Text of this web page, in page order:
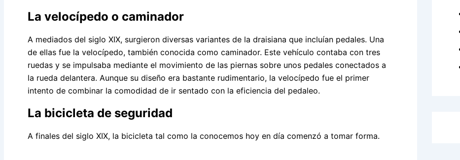
La velocípedo o caminador
A mediados del siglo XIX, surgieron diversas variantes de la draisiana que incluían pedales. Una
de ellas fue la velocípedo, también conocida como caminador. Este vehículo contaba con tres
ruedas y se impulsaba mediante el movimiento de las piernas sobre unos pedales conectados a
la rueda delantera. Aunque su diseño era bastante rudimentario, la velocípedo fue el primer
intento de combinar la comodidad de ir sentado con la eficiencia del pedaleo.
La bicicleta de seguridad
A finales del siglo XIX, la bicicleta tal como la conocemos hoy en día comenzó a tomar forma.